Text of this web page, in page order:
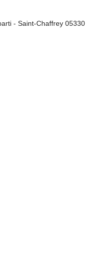
- Saint-Chaffrey 05330